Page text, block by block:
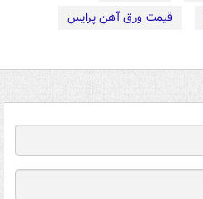
قیمت ورق آهن پرایس